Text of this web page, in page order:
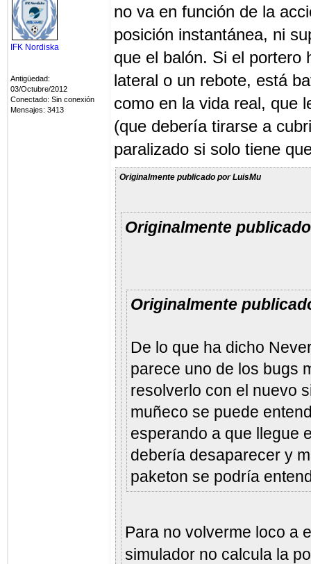
IFK Nordiska
Antigüedad:
03/Octubre/2012
Conectado: Sin conexión
Mensajes: 3413
no va en función de la
posición instantánea, ni
que el balón. Si el portero
lateral o un rebote, está
como en la vida real, que
(que debería tirarse a
paralizado si solo tiene
Originalmente publicado por LuisMu
Originalmente
Originalmente
De lo que ha dicho
parece uno de los bugs
resolverlo con el nuevo
muñeco se puede
esperando a que llegue
debería desaparecer y
paketon se podría
Para no volverme loco a
simulador no calcula la